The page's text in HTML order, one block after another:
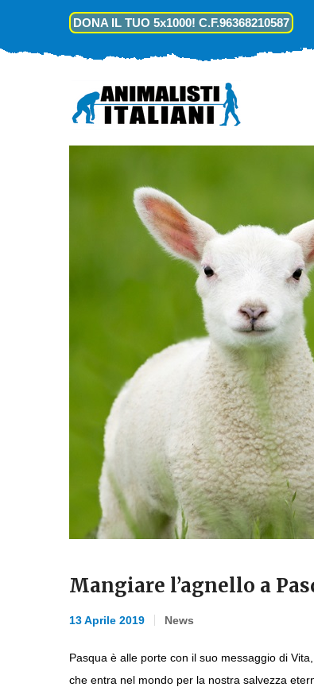
DONA IL TUO 5x1000! C.F.96368210587
Mangiare l’agnello a
13 Aprile 2019 News
Pasqua è alle porte con il suo messaggio di
che entra nel mondo per la nostra salvezza